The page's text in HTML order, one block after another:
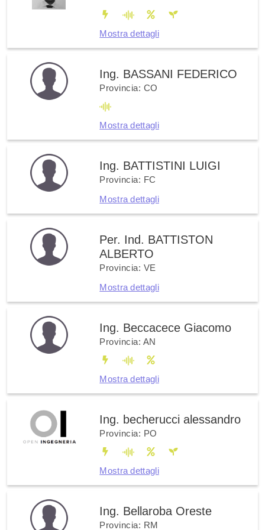
Mostra dettagli
Ing. BASSANI FEDERICO
Provincia: CO
Mostra dettagli
Ing. BATTISTINI LUIGI
Provincia: FC
Mostra dettagli
Per. Ind. BATTISTON
ALBERTO
Provincia: VE
Mostra dettagli
Ing. Beccacece Giacomo
Provincia: AN
Mostra dettagli
Ing. becherucci alessandro
Provincia: PO
Mostra dettagli
Ing. Bellaroba Oreste
Provincia: RM